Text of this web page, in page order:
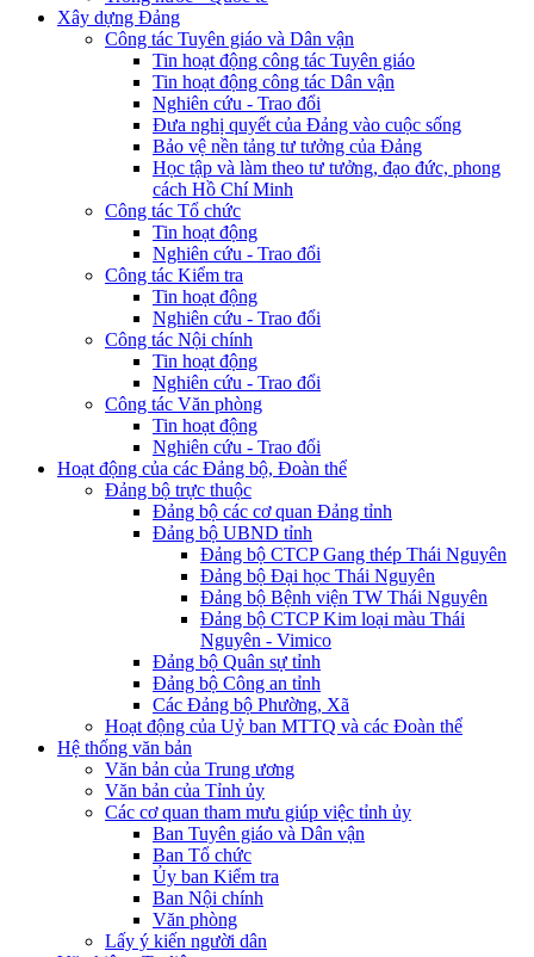
Xây dựng Đảng
Công tác Tuyên giáo và Dân vận
Tin hoạt động công tác Tuyên giáo
Tin hoạt động công tác Dân vận
Nghiên cứu - Trao đổi
Đưa nghị quyết của Đảng vào cuộc sống
Bảo vệ nền tảng tư tưởng của Đảng
Học tập và làm theo tư tưởng, đạo đức, phong
cách Hồ Chí Minh
Công tác Tổ chức
Tin hoạt động
Nghiên cứu - Trao đổi
Công tác Kiểm tra
Tin hoạt động
Nghiên cứu - Trao đổi
Công tác Nội chính
Tin hoạt động
Nghiên cứu - Trao đổi
Công tác Văn phòng
Tin hoạt động
Nghiên cứu - Trao đổi
Hoạt động của các Đảng bộ, Đoàn thể
Đảng bộ trực thuộc
Đảng bộ các cơ quan Đảng tỉnh
Đảng bộ UBND tỉnh
Đảng bộ CTCP Gang thép Thái Nguyên
Đảng bộ Đại học Thái Nguyên
Đảng bộ Bệnh viện TW Thái Nguyên
Đảng bộ CTCP Kim loại màu Thái
Nguyên - Vimico
Đảng bộ Quân sự tỉnh
Đảng bộ Công an tỉnh
Các Đảng bộ Phường, Xã
Hoạt động của Uỷ ban MTTQ và các Đoàn thể
Hệ thống văn bản
Văn bản của Trung ương
Văn bản của Tỉnh ủy
Các cơ quan tham mưu giúp việc tỉnh ủy
Ban Tuyên giáo và Dân vận
Ban Tổ chức
Ủy ban Kiểm tra
Ban Nội chính
Văn phòng
Lấy ý kiến người dân